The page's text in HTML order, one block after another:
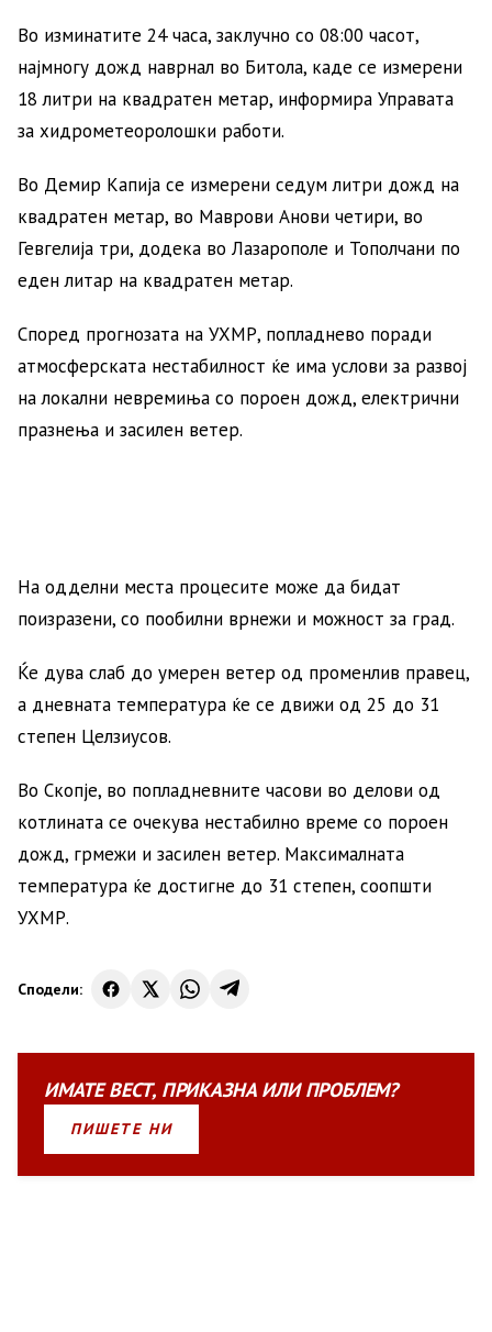
Во изминатите 24 часа, заклучно со 08:00 часот,
најмногу дожд наврнал во Битола, каде се измерени
18 литри на квадратен метар, информира Управата
за хидрометеоролошки работи.
Во Демир Капија се измерени седум литри дожд на
квадратен метар, во Маврови Анови четири, во
Гевгелија три, додека во Лазарополе и Тополчани по
еден литар на квадратен метар.
Според прогнозата на УХМР, попладнево поради
атмосферската нестабилност ќе има услови за развој
на локални невремиња со пороен дожд, електрични
празнења и засилен ветер.
На одделни места процесите може да бидат
поизразени, со пообилни врнежи и можност за град.
Ќе дува слаб до умерен ветер од променлив правец,
а дневната температура ќе се движи од 25 до 31
степен Целзиусов.
Во Скопје, во попладневните часови во делови од
котлината се очекува нестабилно време со пороен
дожд, грмежи и засилен ветер. Максималната
температура ќе достигне до 31 степен, соопшти
УХМР.
Сподели:
ИМАТЕВЕСТ, ПРИКАЗНАИЛИПРОБЛЕМ?
ПИШЕТЕ НИ